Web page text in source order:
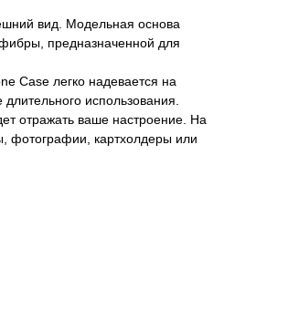
вид. Модельная основа
предназначенной для
Case легко надевается на
использования.
отражать ваше настроение. На
фотографии, картхолдеры или